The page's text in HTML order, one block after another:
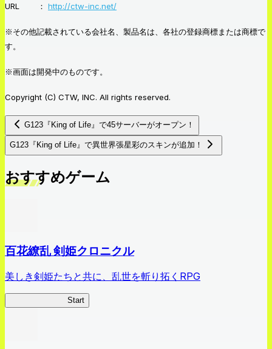
URL ： http://ctw-inc.net/
※その他記載されている会社名、製品名は、各社の登録商標または商標で
す。
※画面は開発中のものです。
Copyright (C) CTW, INC. All rights reserved.
G123『King of Life』で45サーバーがオープン！
G123『King of Life』で異世界張星彩のスキンが追加！
おすすめゲーム
百花繚乱 剣姫クロニクル
美しき剣姫たちと共に、乱世を斬り拓くRPG
Start